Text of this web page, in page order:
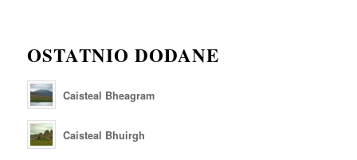
OSTATNIO DODANE
Caisteal Bheagram
Caisteal Bhuirgh